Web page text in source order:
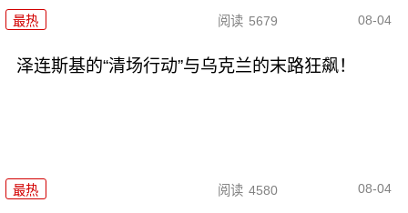
最热 阅读 5679 08-04
泽连斯基的“清场行动”与乌克兰的末路狂飙！
最热 阅读 4580 08-04